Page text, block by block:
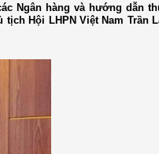
Ngân hàng và hướng dẫn
Hội LHPN Việt Nam Trần